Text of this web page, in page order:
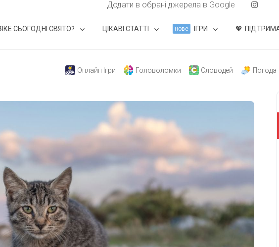
Додати в обрані джерела в Google
ЯКЕ СЬОГОДНІ СВЯТО? ЦІКАВІ СТАТТІ нове ІГРИ
Онлайн Ігри Головоломки Словодей Погода